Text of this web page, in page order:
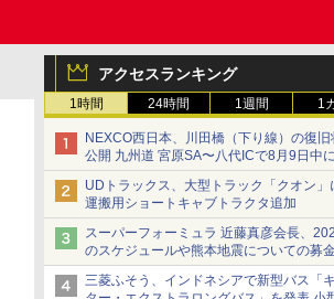
アクセスランキング
1時間 24時間 1週間 1
NEXCO西日本、川田橋（下り線）の復旧
公開 九州道 宮原SA〜八代ICで8月9日中
車両を通行可能に
UDトラックス、大型トラック「クオン」
運搬用ショートキャブトラクタ追加
スーパーフォーミュラ 近藤真彦会長、
のスケジュールや熊本地震についての募
を紹介
三菱ふそう、インドネシアで新型バス「